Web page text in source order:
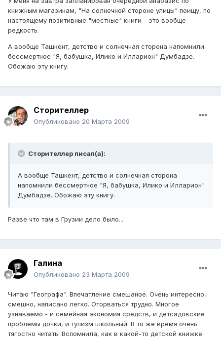
книжным магазинам, "На солнечной стороне улицы" поищу, по
настоящему позитивные "местные" книги - это вообще
редкость.
А вообще Ташкент, детство и солнечная сторона напомнили
бессмертное "Я, бабушка, Илико и Илларион" Думбадзе.
Обожаю эту книгу.
Сторителлер
Опубликовано 20 Марта 2009
Сторителлер писал(а):
А вообще Ташкент, детство и солнечная сторона
напомнили бессмертное "Я, бабушка, Илико и Илларион"
Думбадзе. Обожаю эту книгу.
Разве что там в Грузии дело было...
Галина
Опубликовано 23 Марта 2009
Читаю "Географа". Впечатление смешаное. Очень интересно,
смешно, написано легко. Оторваться трудно. Многое
узнаваемо - и семейная экономия средств, и детсадовские
проблемы дочки, и тупизм школьный. В то же время очень
тягостно читать. Вспомнила, как в какой-то детской книжке